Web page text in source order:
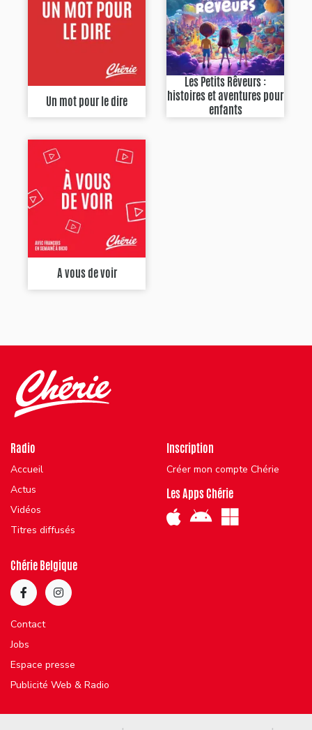
Un mot pour le dire
Les Petits Rêveurs :
histoires et aventures pour
enfants
A vous de voir
Radio
Accueil
Actus
Vidéos
Titres diffusés
Inscription
Créer mon compte Chérie
Les Apps Chérie
Chérie Belgique
Contact
Jobs
Espace presse
Publicité Web & Radio